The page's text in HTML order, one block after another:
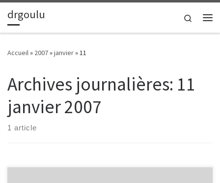
Passer au contenu
drgoulu
Search
Accueil» 2007»janvier»11
Archives journalières: 11
janvier 2007
1 article